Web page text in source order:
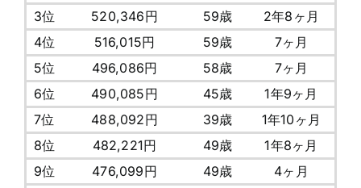
3位
520,346円 59歳
2年8ヶ月
4位
516,015円 59歳
7ヶ月
5位
496,086円 58歳
7ヶ月
6位
490,085円 45歳
1年9ヶ月
7位
488,092円 39歳
1年10ヶ月
8位
482,221円 49歳
1年8ヶ月
9位
476,099円 49歳
4ヶ月